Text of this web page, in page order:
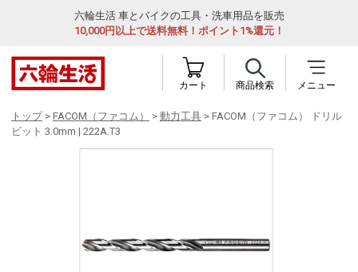
六輪生活 車とバイクの工具・洗車用品を販売
10,000円以上で送料無料！ポイント1%還元！
カート 商品検索 メニュー
トップ> FACOM（ファコム） > 動力工具 > FACOM（ファコム） ドリル
ビット 3.0mm | 222A.T3